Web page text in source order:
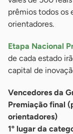
prêmios todos os
orientadores.
Etapa Nacional
de cada estado
capital de
Vencedores da
Premiação final
orientadores)
1º lugar da